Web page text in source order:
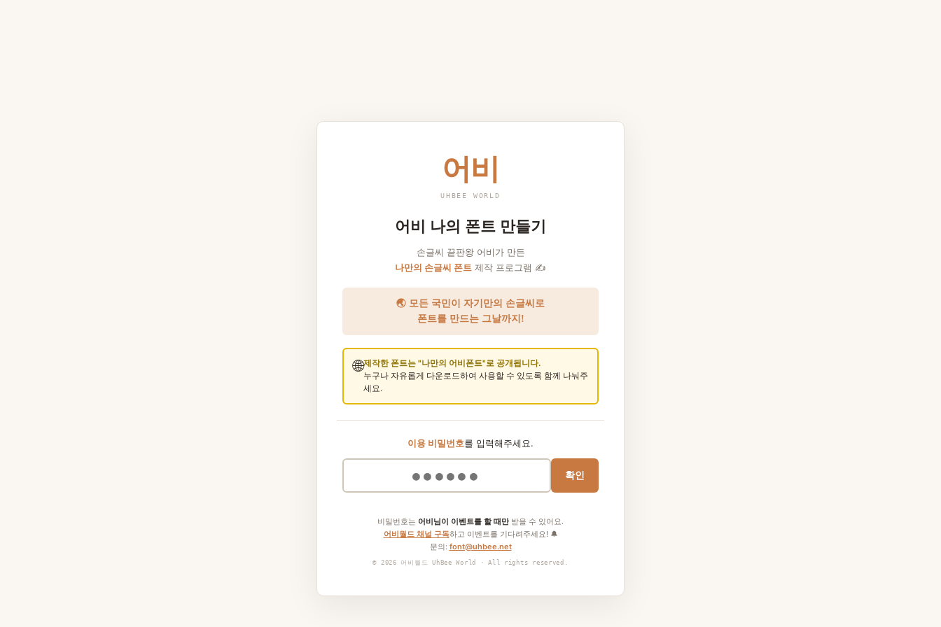
어비
UHBEE WORLD
어비 나의 폰트 만들기
손글씨 끝판왕 어비가 만든
나만의 손글씨 폰트 제작 프로그램 ✍️
🌏 모든 국민이 자기만의 손글씨로
폰트를 만드는 그날까지!
🌐제작한 폰트는 "나만의 어비폰트"로 공개됩니다.
누구나 자유롭게 다운로드하여 사용할 수 있도록 함께 나눠주
세요.
이용 비밀번호를 입력해주세요.
확인
비밀번호는 어비님이 이벤트를 할 때만받을 수 있어요.
어비월드 채널 구독하고 이벤트를 기다려주세요! 🔔
문의: font@uhbee.net
© 2026 어비월드 UhBee World · All rights reserved.